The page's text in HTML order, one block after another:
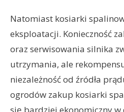
Natomiast kosiarki
eksploatacji. Konieczność
oraz serwisowania silnika
utrzymania, ale
niezależność od źródła
ogrodów zakup kosiarki